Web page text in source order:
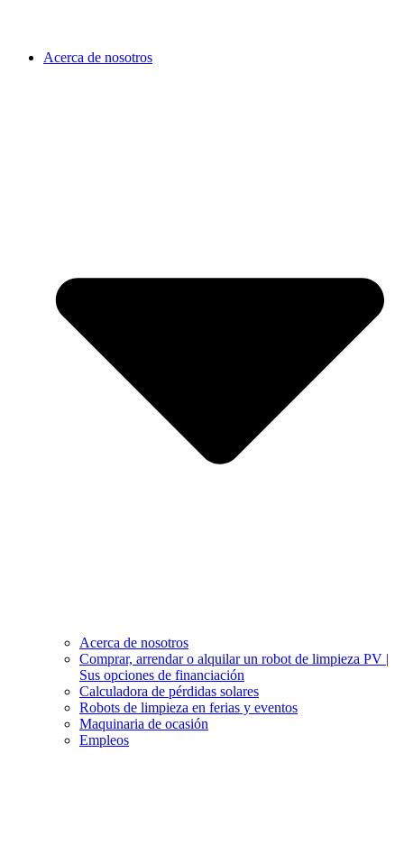
Acerca de nosotros
Acerca de nosotros
Comprar, arrendar o alquilar un robot de limpieza PV |
Sus opciones de financiación
Calculadora de pérdidas solares
Robots de limpieza en ferias y eventos
Maquinaria de ocasión
Empleos